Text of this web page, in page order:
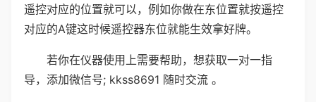
遥控对应的位置就可以，例如你做在东位置就按遥控
对应的A键这时候遥控器东位就能生效拿好牌。
若你在仪器使用上需要帮助，想获取一对一指
导，添加微信号; kkss8691 随时交流 。